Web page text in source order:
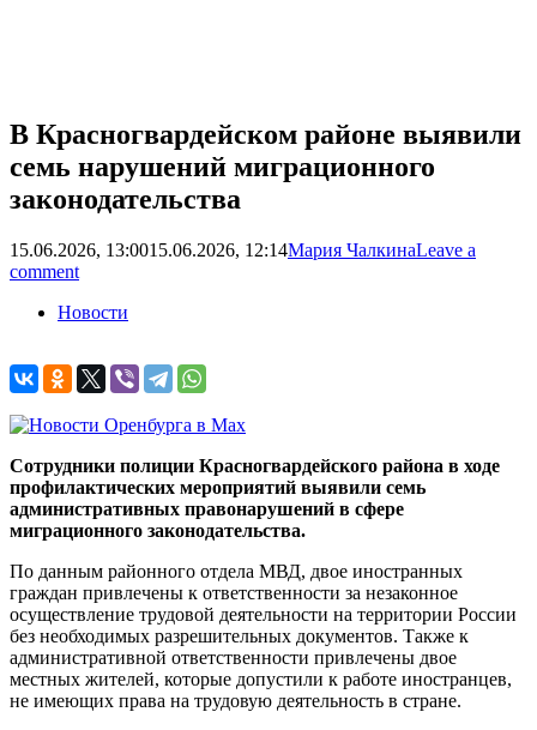
В Красногвардейском районе выявили
семь нарушений миграционного
законодательства
15.06.2026, 13:0015.06.2026, 12:14Мария ЧалкинаLeave a
comment
Новости
Сотрудники полиции Красногвардейского района в ходе
профилактических мероприятий выявили семь
административных правонарушений в сфере
миграционного законодательства.
По данным районного отдела МВД, двое иностранных
граждан привлечены к ответственности за незаконное
осуществление трудовой деятельности на территории России
без необходимых разрешительных документов. Также к
административной ответственности привлечены двое
местных жителей, которые допустили к работе иностранцев,
не имеющих права на трудовую деятельность в стране.